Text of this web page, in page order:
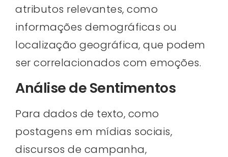
atributos relevantes, como
informações demográficas ou
localização geográfica, que podem
ser correlacionados com emoções.
Análise de Sentimentos
Para dados de texto, como
postagens em mídias sociais,
discursos de campanha,